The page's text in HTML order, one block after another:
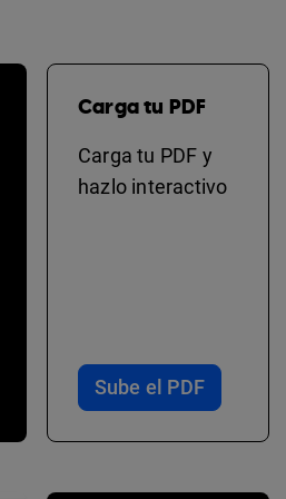
Carga tu PDF
Carga tu PDF y
hazlo interactivo
Sube el PDF